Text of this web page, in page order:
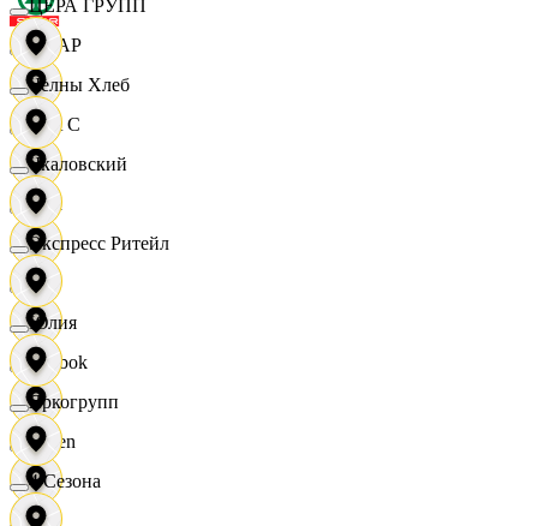
СПАР
M A C
OBI
RE
Reebok
Seven
XC
ЦЕРА ГРУПП
Челны Хлеб
Чкаловский
Экспресс Ритейл
Юлия
Яркогрупп
4 Сезона